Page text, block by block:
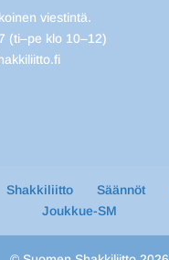
viestintä.
(ti–pe klo 10–12)
Shakkiliitto Säännöt
Joukkue-SM